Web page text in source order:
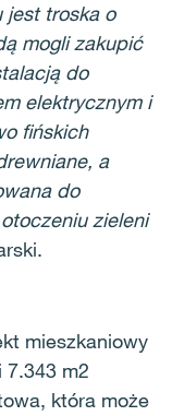
jest troska o
mogli zakupić
do
elektrycznym i
fińskich
a
do
zieleni
mieszkaniowy
7.343 m2
która może